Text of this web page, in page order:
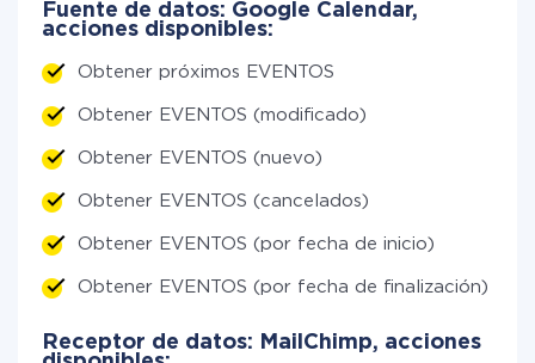
Fuente de datos: Google Calendar,
acciones disponibles:
Obtener próximos EVENTOS
Obtener EVENTOS (modificado)
Obtener EVENTOS (nuevo)
Obtener EVENTOS (cancelados)
Obtener EVENTOS (por fecha de inicio)
Obtener EVENTOS (por fecha de finalización)
Receptor de datos: MailChimp, acciones